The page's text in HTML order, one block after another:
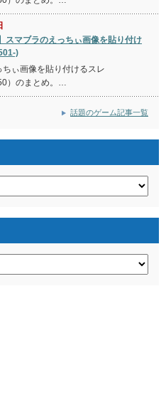
スマブラのえっちぃ画像を貼り付け
)
ちぃ画像を貼り付けるスレ
）のまとめ。…
話題のゲーム記事一覧